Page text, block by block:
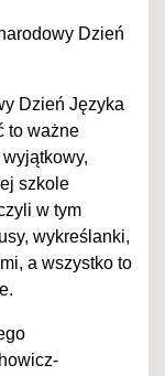
Dzień
Dzień Języka
to ważne
szkole
w tym
wykreślanki,
a wszystko to